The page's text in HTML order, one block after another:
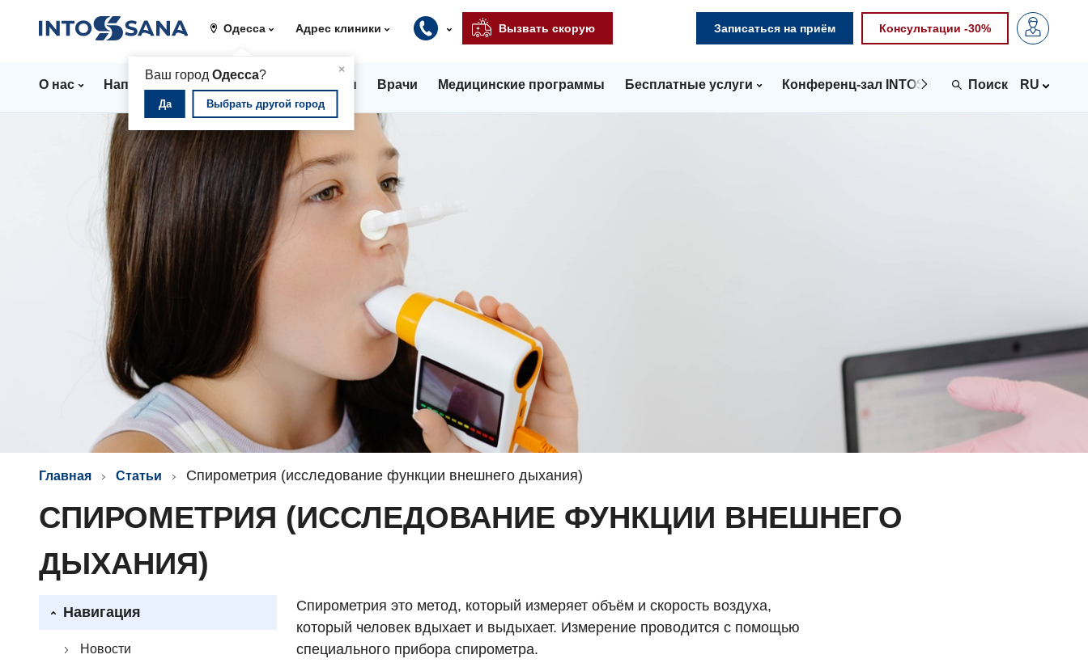
Одесса
×
Ваш город Одесса?
Да Выбрать другой город
Адрес клиники Вызвать скорую Записаться на приём Консультации -30%
О нас Направления Стационар Цены Врачи Медицинские программы Бесплатные услуги Конференц-зал INTOSPACE Контакты
RU
Главная Статьи Спирометрия (исследование функции внешнего дыхания)
СПИРОМЕТРИЯ (ИССЛЕДОВАНИЕ ФУНКЦИИ ВНЕШНЕГО
ДЫХАНИЯ)
Навигация
Новости
Спирометрия это метод, который измеряет объём и скорость воздуха,
который человек вдыхает и выдыхает. Измерение проводится с помощью
специального прибора спирометра.